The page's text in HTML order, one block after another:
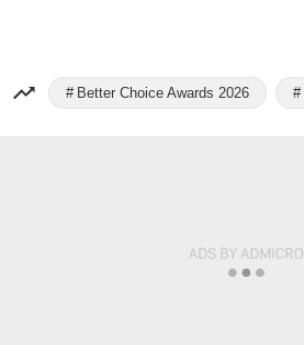
Better Choice Awards 2026